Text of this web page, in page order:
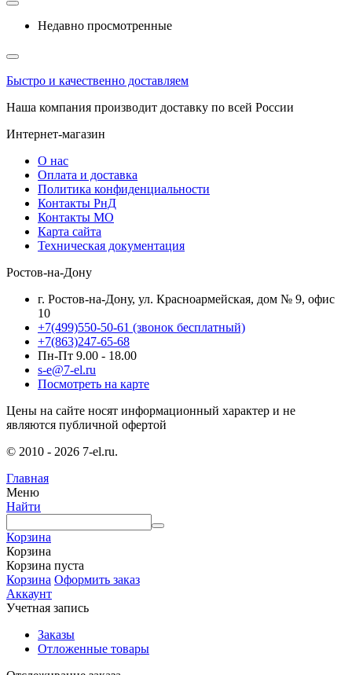
Недавно просмотренные
Быстро и качественно доставляем
Наша компания производит доставку по всей России
Интернет-магазин
О нас
Оплата и доставка
Политика конфиденциальности
Контакты РнД
Контакты МО
Карта сайта
Техническая документация
Ростов-на-Дону
г. Ростов-на-Дону, ул. Красноармейская, дом № 9, офис
10
+7(499)550-50-61 (звонок бесплатный)
+7(863)247-65-68
Пн-Пт 9.00 - 18.00
s-e@7-el.ru
Посмотреть на карте
Цены на сайте носят информационный характер и не
являются публичной офертой
© 2010 - 2026 7-el.ru.
Главная
Меню
Найти
Корзина
Корзина
Корзина пуста
Корзина Оформить заказ
Аккаунт
Учетная запись
Заказы
Отложенные товары